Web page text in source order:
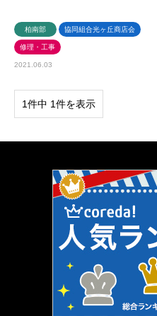
柏南部 協同組合光ヶ丘商店会
修理・工事
2021.06.03
1件中 1件を表示